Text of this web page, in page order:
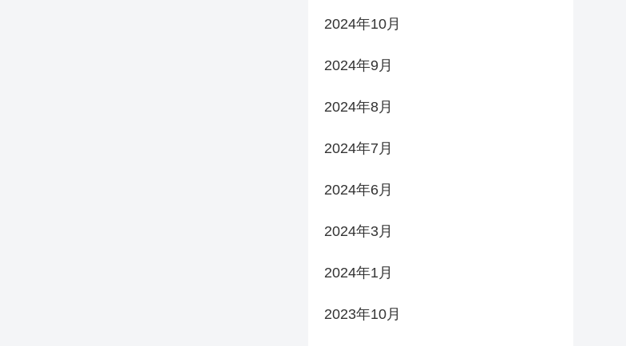
2024年10月
2024年9月
2024年8月
2024年7月
2024年6月
2024年3月
2024年1月
2023年10月